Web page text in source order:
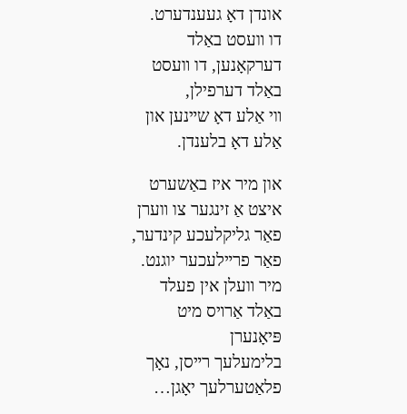
אונדן דאָ געענדערט.
דו װעסט באַלד
דערקאָנען, דו װעסט
באַלד דערפילן,
װי אַלע דאָ שײנען און
אַלע דאָ בלענדן.
און מיר איז באַשערט
איצט אַ זינגער צו װערן
פאַר גליקלעכע קינדער,
פאַר פרײלעכער יוגנט.
מיר װעלן אין פעלד
באַלד אַרױס מיט
פּיאָנערן
בלימעלעך רײסן, נאָך
פלאַטערלעך יאָגן…